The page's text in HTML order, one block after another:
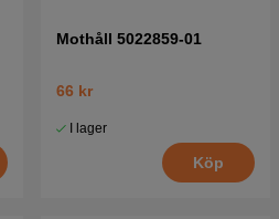
Mothåll 5022859-01
66 kr
I lager
Köp